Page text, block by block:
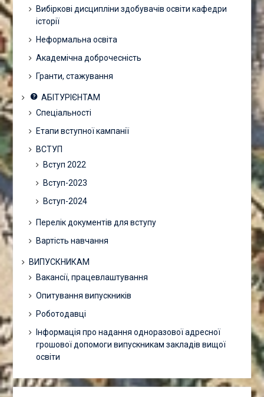
Вибіркові дисципліни здобувачів освіти кафедри
історії
Неформальна освіта
Академічна доброчесність
Гранти, стажування
АБІТУРІЄНТАМ
Спеціальності
Етапи вступної кампанії
ВСТУП
Вступ 2022
Вступ-2023
Вступ-2024
Перелік документів для вступу
Вартість навчання
ВИПУСКНИКАМ
Вакансії, працевлаштування
Опитування випускників
Роботодавці
Інформація про надання одноразової адресної
грошової допомоги випускникам закладів вищої
освіти